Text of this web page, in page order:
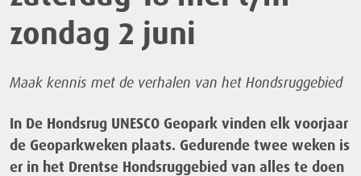
zondag 2 juni
Maak kennis met de verhalen van het Hondsruggebied
In De Hondsrug UNESCO Geopark vinden elk voorjaar
de Geoparkweken plaats. Gedurende twee weken is
er in het Drentse Hondsruggebied van alles te doen